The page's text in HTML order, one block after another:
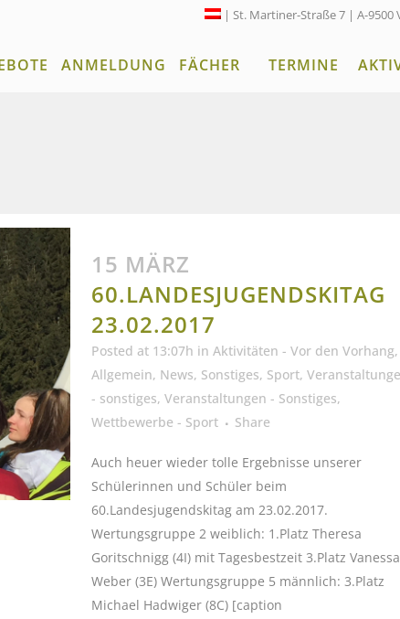
| St. Martiner-Straße 7 | A-9500
ANMELDUNG FÄCHER TERMINE
15 MÄRZ
60.LANDESJUGENDSKITAG
23.02.2017
Posted at 13:07h in Aktivitäten - Vor den Vorhang,
Allgemein, News, Sonstiges, Sport,
- sonstiges, Veranstaltungen - Sonstiges,
Wettbewerbe - Sport
Share
Auch heuer wieder tolle Ergebnisse unserer
Schülerinnen und Schüler beim
60.Landesjugendskitag am 23.02.2017.
Wertungsgruppe 2 weiblich: 1.Platz Theresa
Goritschnigg (4I) mit Tagesbestzeit 3.Platz Vanessa
Weber (3E) Wertungsgruppe 5 männlich: 3.Platz
Michael Hadwiger (8C) [caption